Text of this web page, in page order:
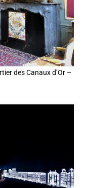
des Canaux d’Or –